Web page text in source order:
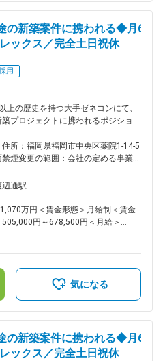
・フレックス制度あり ・土日祝休み
得実績があり、男性も取得実績もあ
スカジュアルなど働きやすい環境か
環境です。 ■組織構成： ・
在籍しており、うち５０％以上が若
について： 「西松
、建築設計部門の強化を推進中。中
に応える組織づくりを進めていま
なる成長を目指すフェーズにありま
やマンション、商業施設等の設計に
計の主担当としてキャリアアップし
設計事務所出身者で大手ゼネコン
の新築案件に携われる◆月6
ックス／完全土日祝休
用
上の歴史を持つ大手ゼネコンにて、
プロジェクトに携われるポジション
～大規模物件を担当できるため、こ
造で経験を積んできた方が、ワンラ
好の機会となります。社内には若手
良さと働きやすさが両立した環境が
クト遂行、または責任者をサポート
1～3件のプロジェクトを担当しま
スキルアップ・キャリアアップの両
助から主担当を目指したい方、設計
験の幅を広げたい方にも最適な環境
得実績があり、男性も取得実績もあ
スカジュアルなど働きやすい環境か
い環境です。 ■組織構成： ・
在籍しており、うち５０％以上が若
所：福岡県福岡市中央区薬院1-14-5
煙変更の範囲：会社の定める事業所
通駅
万円＜賃金形態＞月給制＜賃金
円～678,500円＜月給＞
1070万／42歳：1150万※地域限定職
から7割程度の提示になります。賃
額であり、選考を通じて上下する可能
気になる
の新築案件に携われる◆月6
ックス／完全土日祝休